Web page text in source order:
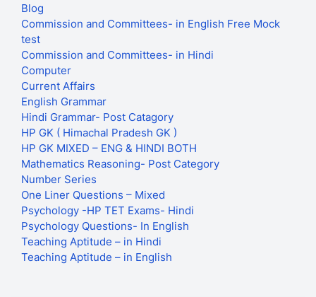
Blog
Commission and Committees- in English Free Mock
test
Commission and Committees- in Hindi
Computer
Current Affairs
English Grammar
Hindi Grammar- Post Catagory
HP GK ( Himachal Pradesh GK )
HP GK MIXED – ENG & HINDI BOTH
Mathematics Reasoning- Post Category
Number Series
One Liner Questions – Mixed
Psychology -HP TET Exams- Hindi
Psychology Questions- In English
Teaching Aptitude – in Hindi
Teaching Aptitude – in English